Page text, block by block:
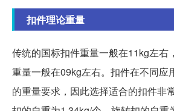
扣件理论重量
传统的国标扣件重量一般在11kg左右
重量一般在09kg左右。扣件在不同应
的重量要求，因此选择适合的扣件非